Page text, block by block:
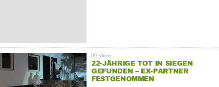
22-JÄHRIGE TOT IN SIEGEN
GEFUNDEN – EX-PARTNER
FESTGENOMMEN